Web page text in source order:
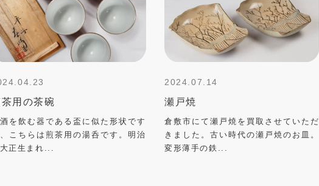
用の茶碗
を飲む器である盃に似た形状です
こちらは煎茶用の湯呑です。明治
正生まれ...
2024.07.14
瀬戸焼
倉敷市にて瀬戸焼を買取させていただ
きました。古い時代の瀬戸焼のお皿。
変形薄手の鉄...